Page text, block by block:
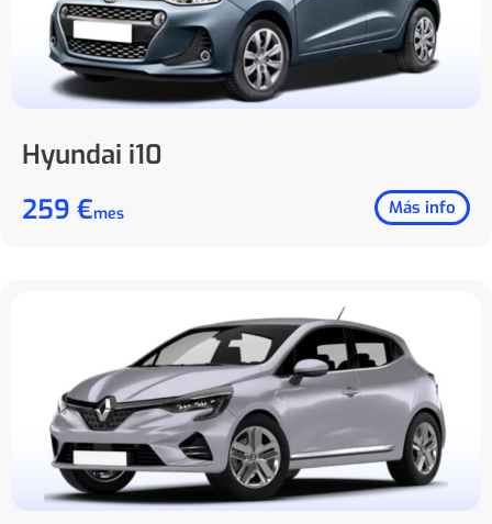
Hyundai i10
259 €mes Más info